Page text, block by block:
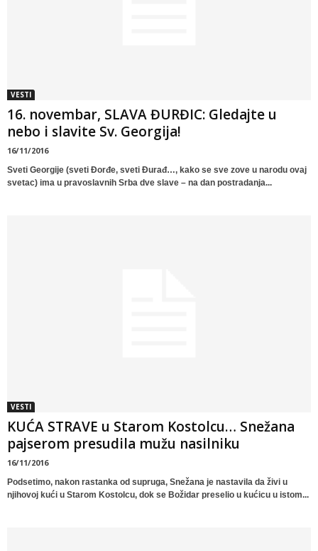
VESTI
16. novembar, SLAVA ĐURĐIC: Gledajte u
nebo i slavite Sv. Georgija!
16/11/2016
Sveti Georgije (sveti Đorđe, sveti Đurađ…, kako se sve zove u narodu ovaj
svetac) ima u pravoslavnih Srba dve slave – na dan postradanja...
VESTI
KUĆA STRAVE u Starom Kostolcu… Snežana
pajserom presudila mužu nasilniku
16/11/2016
Podsetimo, nakon rastanka od supruga, Snežana je nastavila da živi u
njihovoj kući u Starom Kostolcu, dok se Božidar preselio u kućicu u istom...